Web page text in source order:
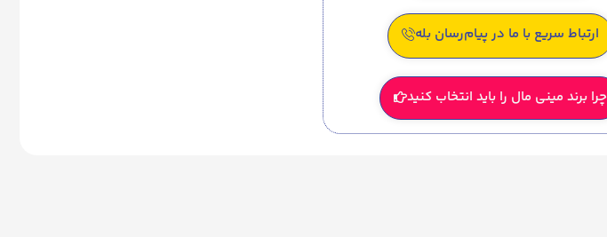
ارتباط سریع با ما در پیام‌رسان بله
چرا برند مینی مال را باید انتخاب کنید